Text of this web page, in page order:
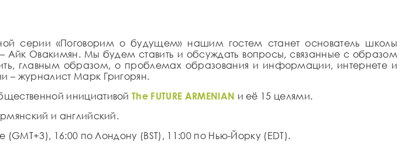
серии «Поговорим о будущем» нашим гостем станетоснователь школы
– Айк Овакимян. Мы будем ставить и обсуждать вопросы, связанные с образом
главным образом, о проблемах образования и информации, интернете и
– журналист Марк Григорян.
инициативойThe FUTURE ARMENIAN и её 15 целями.
и английский.
(GMT+3), 16:00 по Лондону (BST), 11:00 по Нью-Йорку (EDT).